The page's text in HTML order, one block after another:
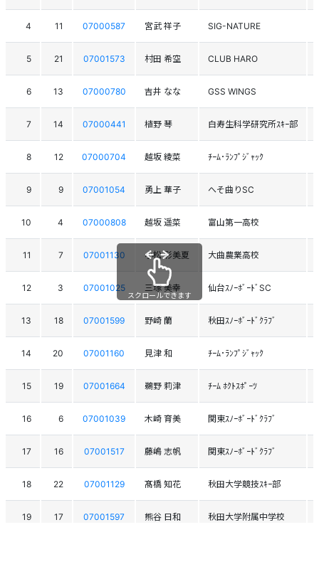
4 11 07000587 宮武 祥子 SIG-NATURE
5 21 07001573 村田 希空 CLUB HARO
6 13 07000780 吉井 なな GSS WINGS
7 14 07000441 植野 琴 白寿生科学研究所ｽｷｰ部
8 12 07000704 越坂 綾菜 ﾁｰﾑ･ﾗﾝﾌﾟｼﾞｬｯｸ
9 9 07001054 勇上 華子 へそ曲りSC
10 4 07000808 越坂 遥菜 富山第一高校
11 7 07001130 小松 彩美夏 大曲農業高校
12 3 07001025 三塚 美幸 仙台ｽﾉｰﾎﾞｰﾄﾞSC
13 18 07001599 野崎 蘭 秋田ｽﾉｰﾎﾞｰﾄﾞｸﾗﾌﾞ
14 20 07001160 見津 和 ﾁｰﾑ･ﾗﾝﾌﾟｼﾞｬｯｸ
15 19 07001664 鵜野 莉津 ﾁｰﾑ ﾎｸﾄｽﾎﾟｰﾂ
16 6 07001039 木崎 育美 関東ｽﾉｰﾎﾞｰﾄﾞｸﾗﾌﾞ
17 16 07001517 藤嶋 志帆 関東ｽﾉｰﾎﾞｰﾄﾞｸﾗﾌﾞ
18 22 07001129 髙橋 知花 秋田大学競技ｽｷｰ部
19 17 07001597 熊谷 日和 秋田大学附属中学校
スクロールできます